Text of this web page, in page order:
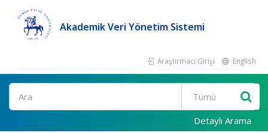
Akademik Veri Yönetim Sistemi
Araştırmacı Girişi English
Ara
Detaylı Arama